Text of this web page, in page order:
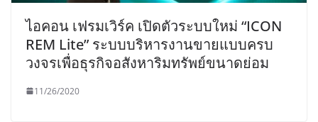
ไอคอน เฟรมเวิร์ค เปิดตัวระบบใหม่ “ICON
REM Lite” ระบบบริหารงานขายแบบครบ
วงจรเพื่อธุรกิจอสังหาริมทรัพย์ขนาดย่อม
11/26/2020